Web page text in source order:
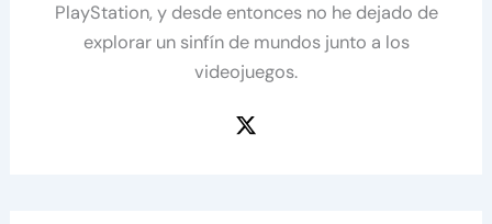
PlayStation, y desde entonces no he dejado de
explorar un sinfín de mundos junto a los
videojuegos.